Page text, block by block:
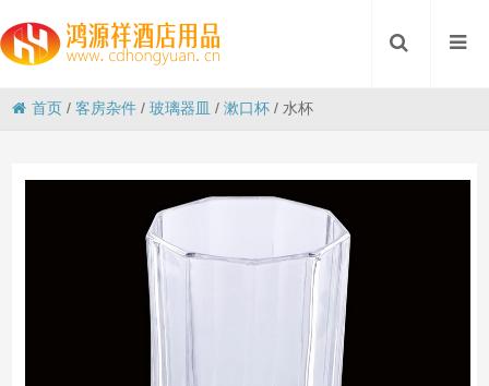
首页 /客房杂件 /玻璃器皿 /漱口杯 / 水杯